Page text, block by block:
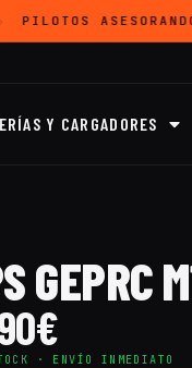
PILOTOS
Y CARGADORES
GEPRC
€
· ENVÍO INMEDIATO